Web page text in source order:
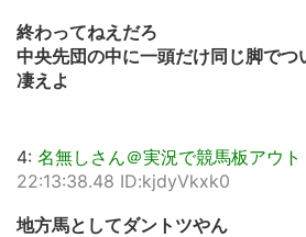
終わってねえだろ
中央先団の中に一頭だけ同じ脚でつ
凄えよ
4: 名無しさん＠実況で競馬板アウト
22:13:38.48 ID:kjdyVkxk0
地方馬としてダントツやん